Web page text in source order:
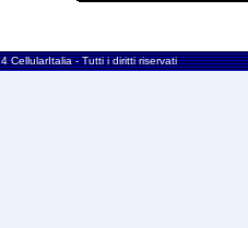
CellularItalia - Tutti i diritti riservati